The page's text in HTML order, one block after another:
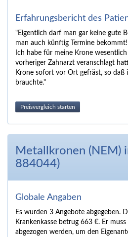
Erfahrungsbericht des
"Eigentlich darf man gar keine gute
man auch künftig Termine
Ich habe für meine Krone
vorheriger Zahnarzt veranschlagt
Krone sofort vor Ort gefräst, so daß
brauchte."
Preisvergleich starten
Metallkronen (NEM)
884044)
Globale Angaben
Es wurden 3 Angebote abgegeben.
Krankenkasse betrug 663 €. Er
abgezogen werden, um den